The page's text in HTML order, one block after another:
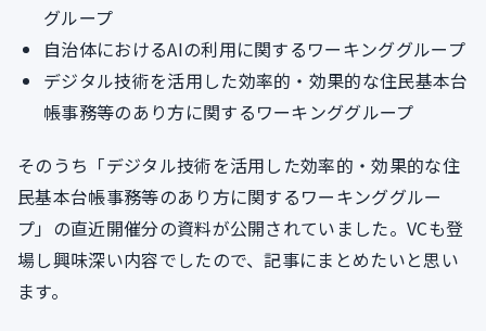
グループ
自治体におけるAIの利用に関するワーキンググループ
デジタル技術を活用した効率的・効果的な住民基本台
帳事務等のあり方に関するワーキンググループ
そのうち「デジタル技術を活用した効率的・効果的な住
民基本台帳事務等のあり方に関するワーキンググルー
プ」の直近開催分の資料が公開されていました。VCも登
場し興味深い内容でしたので、記事にまとめたいと思い
ます。